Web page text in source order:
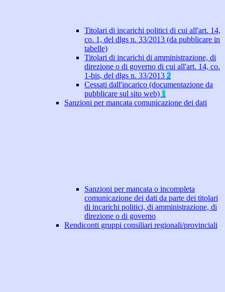
Titolari di incarichi politici di cui all'art. 14,
co. 1, del dlgs n. 33/2013 (da pubblicare in
tabelle)
Titolari di incarichi di amministrazione, di
direzione o di governo di cui all'art. 14, co.
1-bis, del dlgs n. 33/2013 2
Cessati dall'incarico (documentazione da
pubblicare sul sito web) 1
Sanzioni per mancata comunicazione dei dati
Sanzioni per mancata o incompleta
comunicazione dei dati da parte dei titolari
di incarichi politici, di amministrazione, di
direzione o di governo
Rendiconti gruppi consiliari regionali/provinciali